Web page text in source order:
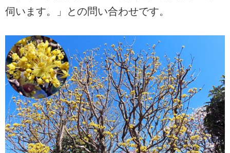
伺います。」との問い合わせです。